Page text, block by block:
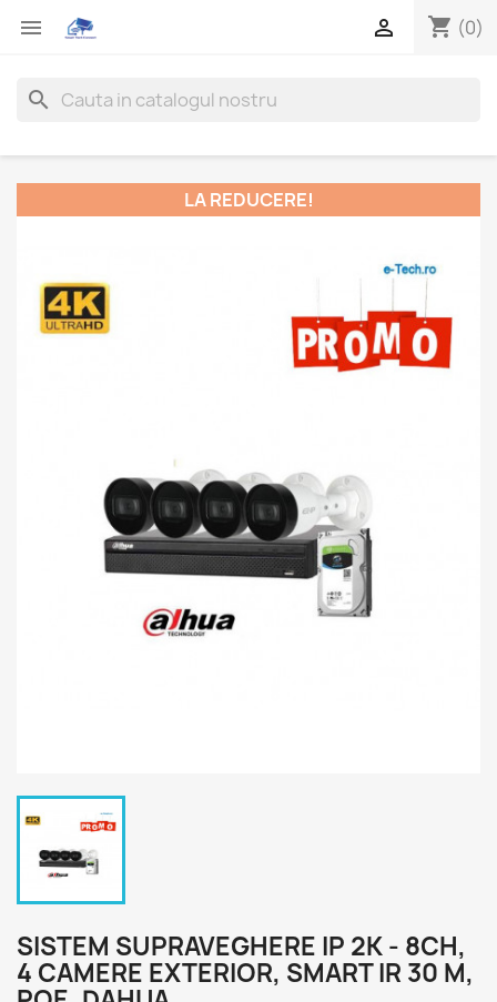
 shopping_cart (0)

search
LA REDUCERE!
SISTEM SUPRAVEGHERE IP 2K - 8CH,
4 CAMERE EXTERIOR, SMART IR 30 M,